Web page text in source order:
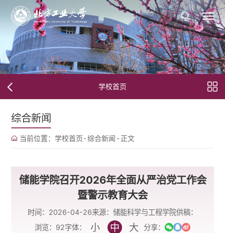
学校首页
综合新闻
当前位置： 学校首页-综合新闻 -正文
储能学院召开2026年全面从严治党工作会
暨警示教育大会
时间：2026-04-26来源：储能科学与工程学院供稿：
浏览： 92字体： 小 中 大 分享：